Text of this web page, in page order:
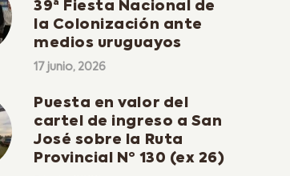
39ª Fiesta Nacional de
la Colonización ante
medios uruguayos
17 junio, 2026
Puesta en valor del
cartel de ingreso a San
José sobre la Ruta
Provincial Nº 130 (ex 26)